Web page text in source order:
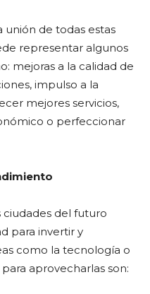
unión de todas estas
representar algunos
mejoras a la calidad de
impulso a la
mejores servicios,
o perfeccionar
ciudades del futuro
para invertir y
como la tecnología o
aprovecharlas son: